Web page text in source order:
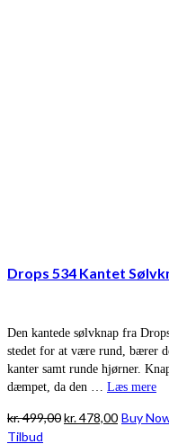
Drops 534 Kantet
Den kantede sølvknap fra
stedet for at være rund, bærer
kanter samt runde hjørner.
dæmpet, da den … Læs mere
kr.499,00Den
kr.478,00Den
Buy
Tilbud